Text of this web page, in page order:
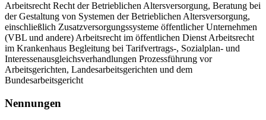
Arbeitsrecht Recht der Betrieblichen Altersversorgung, Beratung bei
der Gestaltung von Systemen der Betrieblichen Altersversorgung,
einschließlich Zusatzversorgungssysteme öffentlicher Unternehmen
(VBL und andere) Arbeitsrecht im öffentlichen Dienst Arbeitsrecht
im Krankenhaus Begleitung bei Tarifvertrags-, Sozialplan- und
Interessenausgleichsverhandlungen Prozessführung vor
Arbeitsgerichten, Landesarbeitsgerichten und dem
Bundesarbeitsgericht
Nennungen